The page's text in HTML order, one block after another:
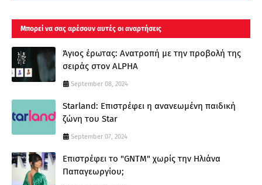
Μπορεί να σας αρέσουν αυτές οι αναρτήσεις
Άγιος έρωτας: Ανατροπή με την προβολή της
σειράς στον ALPHA
September 08, 2024
Starland: Επιστρέφει η ανανεωμένη παιδική
ζώνη του Star
September 07, 2024
Επιστρέφει το "GNTM" χωρίς την Ηλιάνα
Παπαγεωργίου;